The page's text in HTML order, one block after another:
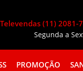
PROMOÇÃO
Televendas (11) 2081-
Segunda a